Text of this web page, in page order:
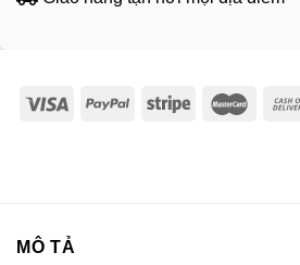
MÔ TẢ